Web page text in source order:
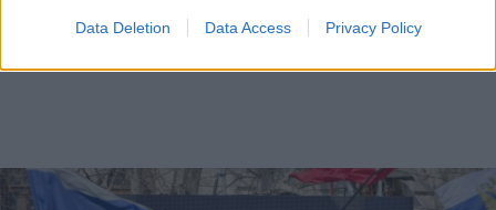
Data Deletion Data Access Privacy Policy